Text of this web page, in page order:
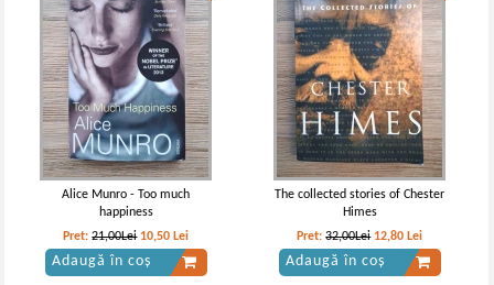
Alice Munro - Too much
happiness
Pret:21,00Lei 10,50 Lei
Adaugă în coș
The collected stories of Chester
Himes
Pret:32,00Lei 12,80 Lei
Adaugă în coș